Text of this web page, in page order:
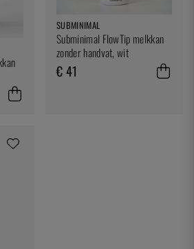
SUBMINIMAL
Subminimal FlowTip melkkan
zonder handvat, wit
€ 41